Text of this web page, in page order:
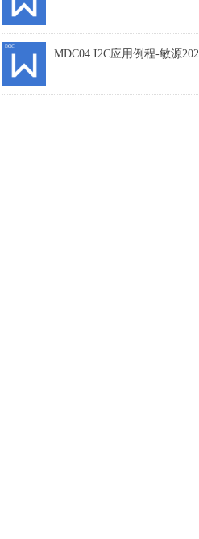
MDC04 I2C应用例程-敏源